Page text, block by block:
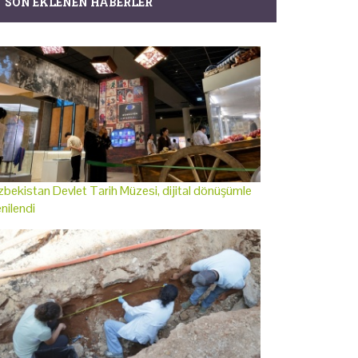
Devlet Tarih Müzesi, dijital dönüşümle